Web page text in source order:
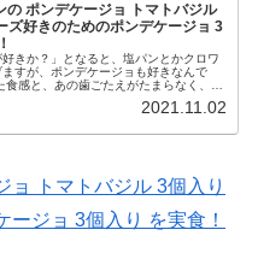
の ポンデケージョ トマトバジル
ズ好きのためのポンデケージョ 3
きか？」となると、塩パンとかクロワ
すが、ポンデケージョも好きなんで
食感と、あの歯ごたえがたまらなく、あ
2021.11.02
ョ トマトバジル 3個入り
ジョ 3個入り を実食！